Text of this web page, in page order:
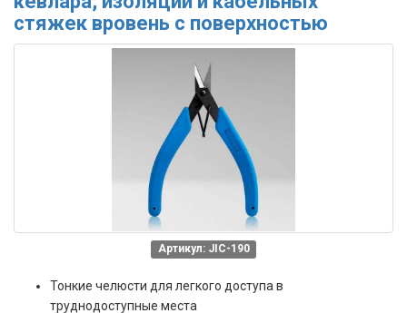
стяжек вровень с поверхностью
Артикул: JIC-190
Тонкие челюсти для легкого доступа в
труднодоступные места